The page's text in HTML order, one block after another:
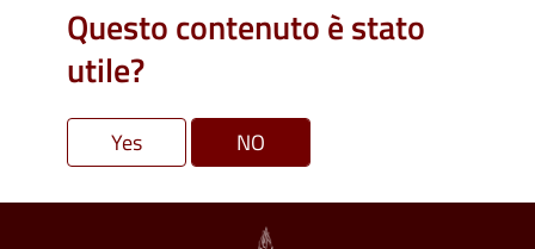
Questo contenuto è stato
utile?